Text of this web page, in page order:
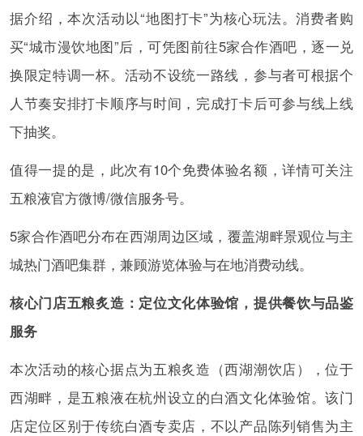
据介绍，本次活动以“地图打卡”为核心玩法。消费者购
买“城市漫饮地图”后，可凭图前往5家合作酒吧，逐一兑
换限定特调一杯。活动不设统一路线，参与者可根据个
人节奏安排打卡顺序与时间，完成打卡后可参与线上线
下抽奖。
值得一提的是，此次有10个免费体验名额，详情可关注
五粮液官方微博/微信服务号。
5家合作酒吧分布在西湖周边区域，覆盖湖畔景观位与主
城热门酒吧集群，兼顾游览体验与在地消费动线。
核心门店五粮炙造：定位文化体验馆，提供餐饮与品鉴
服务
本次活动的核心据点为五粮炙造（西湖潮饮店），位于
西湖畔，是五粮液在杭州设立的白酒文化体验馆。该门
店定位区别于传统白酒专卖店，不以产品陈列销售为主